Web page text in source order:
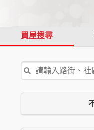
買屋搜尋